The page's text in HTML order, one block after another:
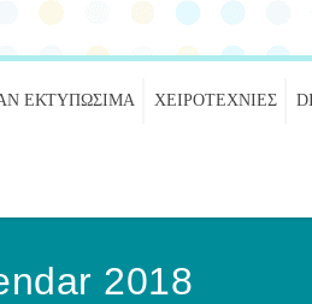
ΕΚΤΥΠΏΣΙΜΑ ΧΕΙΡΟΤΕΧΝΊΕΣ
2018